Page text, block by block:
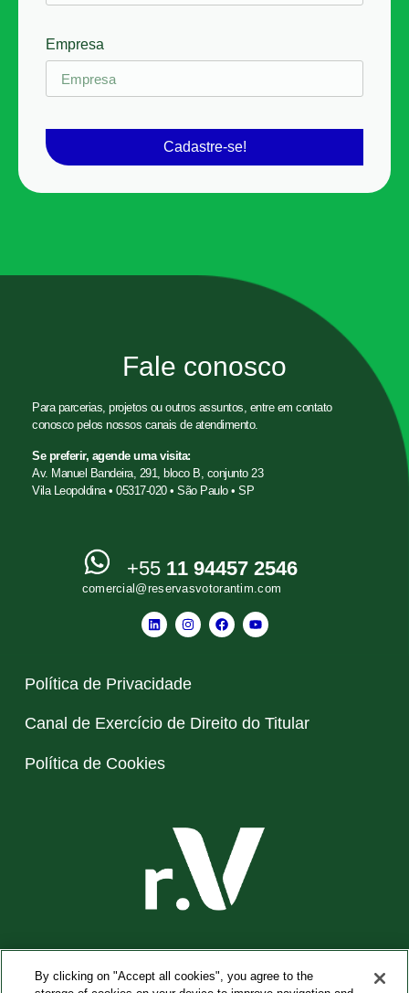
Empresa
Cadastre-se!
Fale conosco
Para parcerias, projetos ou outros assuntos, entre em contato
conosco pelos nossos canais de atendimento.
Se preferir, agende uma visita:
Av. Manuel Bandeira, 291, bloco B, conjunto 23
Vila Leopoldina • 05317-020 • São Paulo • SP
+55 11 94457 2546
comercial@reservasvotorantim.com
Política de Privacidade
Canal de Exercício de Direito do Titular
Política de Cookies
By clicking on "Accept all cookies", you agree to the